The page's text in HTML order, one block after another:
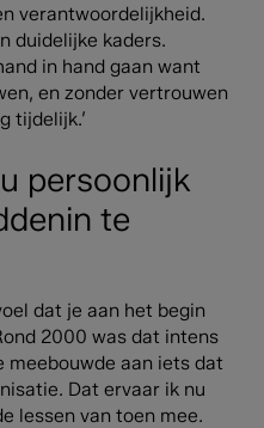
verantwoordelijkheid.
duidelijke kaders.
in hand gaan want
en zonder vertrouwen
tijdelijk.’
persoonlijk
te
dat je aan het begin
2000 was dat intens
meebouwde aan iets dat
Dat ervaar ik nu
lessen van toen mee.